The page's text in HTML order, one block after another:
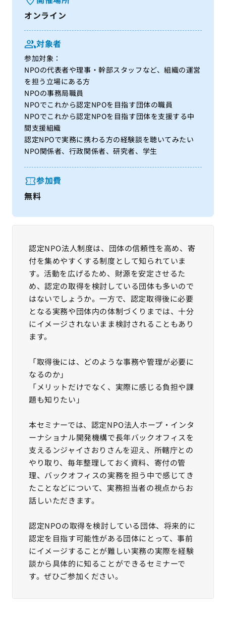
オンライン
対象者
参加対象：
NPOの代表者や理事・幹部スタッフなど、組織の運営
を担う立場にある方
NPOの事務局職員
NPOでこれから認定NPOを目指す団体の職員
NPOでこれから認定NPOを目指す団体を支援する中
間支援組織
認定NPOで実務に携わる方の経験談を聴いてみたい
NPO関係者、行政関係者、研究者、学生
参加費
無料
認定NPO法人制度は、団体の信頼性を高め、寄
付を集めやすくする制度として知られていま
す。活動を広げるため、財源を安定させるた
め、認定の取得を検討している団体も多いので
はないでしょうか。一方で、認定取得後に必要
となる実務や団体内の体制づくりまでは、十分
にイメージされないまま検討されることもあり
ます。
「取得後には、どのような事務や管理が必要に
なるのか」
「メリットだけでなく、実際に感じる負担や課
題も知りたい」
本セミナーでは、認定NPO法人ホープ・インタ
ーナショナル開発機構で長年バックオフィスを
支えるンジャイさおりさんを迎え、所轄庁との
やり取り、毎年整理しておく資料、寄付の管
理、バックオフィスの実務を担う中で感じてき
たことなどについて、実務担当者の視点からお
話しいただきます。
認定NPOの取得を検討している団体、将来的に
認定を目指す可能性がある団体にとって、事前
にイメージすることが難しい実務の実際を経験
談から具体的に知ることができるセミナーで
す。ぜひご参加ください。